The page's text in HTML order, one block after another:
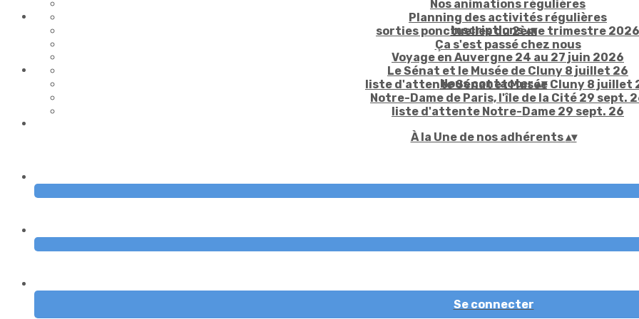
Nos animations régulières
Planning des activités régulières
sorties ponctuelles du 2ème trimestre 2026
Ça s'est passé chez nous
Inscriptions▴▾
Voyage en Auvergne 24 au 27 juin 2026
Le Sénat et le Musée de Cluny 8 juillet 26
liste d'attente Sénat et Musée Cluny 8 juillet
Notre-Dame de Paris, l'île de la Cité 29 sept.
liste d'attente Notre-Dame 29 sept. 26
Nous contacter▴▾
À la Une de nos adhérents▴▾
Se connecter